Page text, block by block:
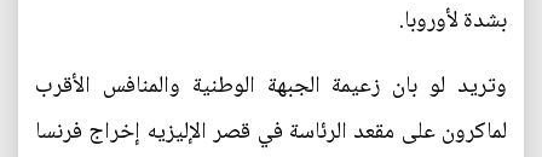
بشدة لأوروبا.
وتريد لو بان زعيمة الجبهة الوطنية والمنافس الأقرب
لماكرون على مقعد الرئاسة في قصر الإليزيه إخراج فرنسا